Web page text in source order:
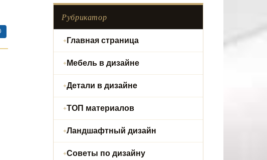
Рубрикатор
Главная страница
Мебель в дизайне
Детали в дизайне
ТОП материалов
Ландшафтный дизайн
Советы по дизайну